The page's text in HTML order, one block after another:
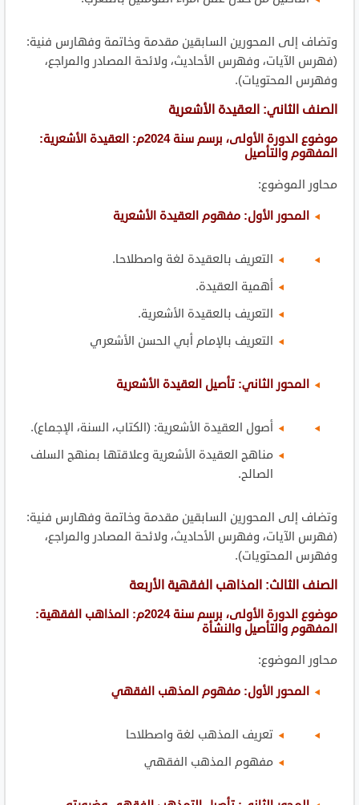
وتضاف إلى المحورين السابقين مقدمة وخاتمة وفهارس فنية:
(فهرس الآيات، وفهرس الأحاديث، ولائحة المصادر والمراجع،
وفهرس المحتويات).
الصنف الثاني: العقيدة الأشعرية
موضوع الدورة الأولى، برسم سنة 2024م: العقيدة الأشعرية:
المفهوم والتأصيل
محاور الموضوع:
المحور الأول: مفهوم العقيدة الأشعرية
التعريف بالعقيدة لغة واصطلاحا.
أهمية العقيدة.
التعريف بالعقيدة الأشعرية.
التعريف بالإمام أبي الحسن الأشعري
المحور الثاني: تأصيل العقيدة الأشعرية
أصول العقيدة الأشعرية: (الكتاب، السنة، الإجماع).
مناهج العقيدة الأشعرية وعلاقتها بمنهج السلف
الصالح.
وتضاف إلى المحورين السابقين مقدمة وخاتمة وفهارس فنية:
(فهرس الآيات، وفهرس الأحاديث، ولائحة المصادر والمراجع،
وفهرس المحتويات).
الصنف الثالث: المذاهب الفقهية الأربعة
موضوع الدورة الأولى، برسم سنة 2024م: المذاهب الفقهية:
المفهوم والتأصيل والنشأة
محاور الموضوع:
المحور الأول: مفهوم المذهب الفقهي
تعريف المذهب لغة واصطلاحا
مفهوم المذهب الفقهي